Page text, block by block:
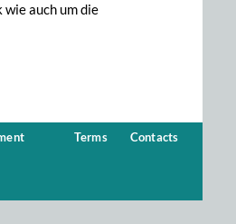
auch um die
Terms Contacts